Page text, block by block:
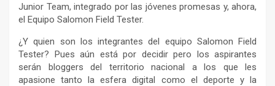
Junior Team, integrado por las jóvenes promesas y, ahora,
el Equipo Salomon Field Tester.
¿Y quien son los integrantes del equipo Salomon Field
Tester? Pues aún está por decidir pero los aspirantes
serán bloggers del territorio nacional a los que les
apasione tanto la esfera digital como el deporte y la